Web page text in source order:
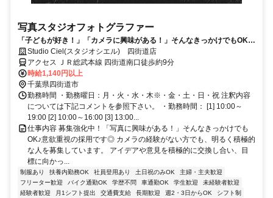
写真スタジオフォトグラファー
「子どもが好き！」「カメラに興味がある！」そんなきっかけでもOK♪
ハイクオリティな写真を提供するフォトスタジオでカメラマンの募集で
す♪
Studio Ciel(スタジオシエル) 四街道店
アクセス ＪＲ総武本線 四街道南口徒歩約9分
時給1,140円以上
千葉県四街道市
勤務時間 ・勤務曜日：月・火・水・木※・金・土・日・祝 注釈内容
については下記コメントを参照下さい。 ・勤務時間： [1] 10:00～
19:00 [2] 10:00～16:00 [3] 13:00...
仕事内容 募集強化中！「写真に興味がある！」そんなきっかけでも
OK♪意欲重視の採用です◎ カメラの経験がない方でも、明るく積極的
な人を募集しています。 アイデアや意見を積極的に交換し合い、目
標に向かっ...
制服あり 扶養内勤務OK 社員登用あり 土日祝のみOK
主婦・主夫歓迎
フリーター歓迎
バイク通勤OK 学歴不問 車通勤OK 学生歓迎
未経験者歓迎
経験者歓迎
月1シフト提出 交通費支給 長期歓迎 週2・3日からOK
シフト制